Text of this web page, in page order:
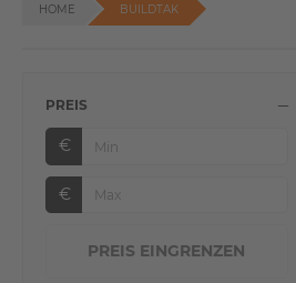
HOME BUILDTAK
PREIS
€
€